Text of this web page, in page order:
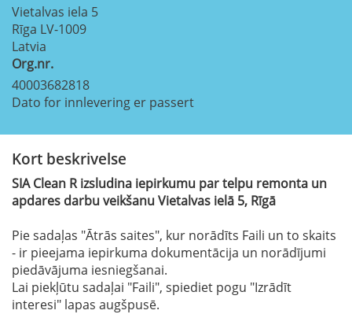
Vietalvas iela 5
Rīga LV-1009
Latvia
Org.nr.
40003682818
Dato for innlevering er passert
Kort beskrivelse
SIA Clean R izsludina iepirkumu par telpu remonta un
apdares darbu veikšanu Vietalvas ielā 5, Rīgā
Pie sadaļas "Ātrās saites", kur norādīts Faili un to skaits
- ir pieejama iepirkuma dokumentācija un norādījumi
piedāvājuma iesniegšanai.
Lai piekļūtu sadaļai "Faili", spiediet pogu "Izrādīt
interesi" lapas augšpusē.